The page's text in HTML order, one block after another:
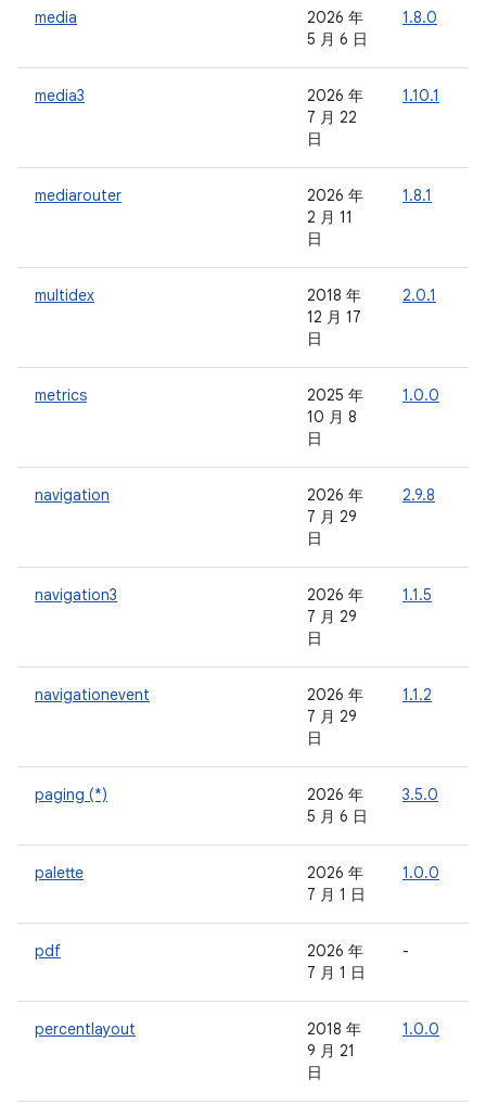
media
2026 年
5 月 6 日
1.8.0
media3
2026 年
7 月 22
日
1.10.1
mediarouter
2026 年
2 月 11
日
1.8.1
multidex
2018 年
12 月 17
日
2.0.1
metrics
2025 年
10 月 8
日
1.0.0
navigation
2026 年
7 月 29
日
2.9.8
navigation3
2026 年
7 月 29
日
1.1.5
navigationevent
2026 年
7 月 29
日
1.1.2
paging (*)
2026 年
5 月 6 日
3.5.0
palette
2026 年
7 月 1 日
1.0.0
pdf
2026 年
7 月 1 日
-
percentlayout
2018 年
9 月 21
日
1.0.0